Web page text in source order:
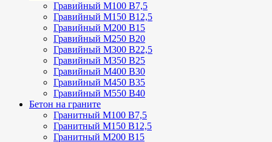
Гравийный М100 В7,5
Гравийный М150 В12,5
Гравийный М200 В15
Гравийный М250 В20
Гравийный М300 В22,5
Гравийный М350 В25
Гравийный М400 В30
Гравийный М450 В35
Гравийный М550 В40
Бетон на граните
Гранитный М100 В7,5
Гранитный М150 В12,5
Гранитный М200 В15